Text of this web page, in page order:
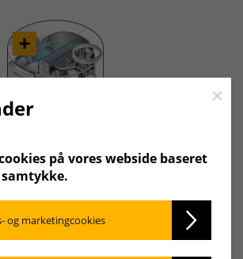
Close
på vores webside baseret
og marketingcookies